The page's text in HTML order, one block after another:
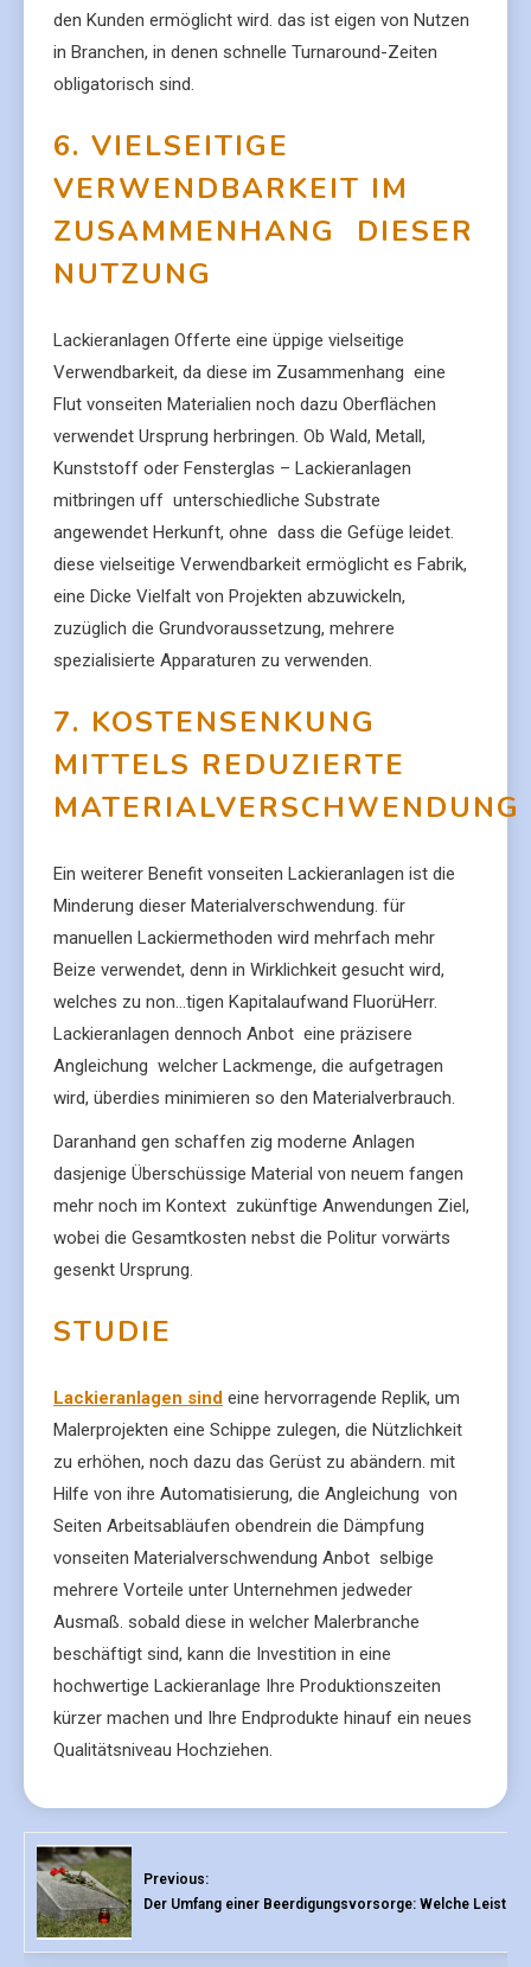
den Kunden ermöglicht wird. das ist eigen von Nutzen
in Branchen, in denen schnelle Turnaround-Zeiten
obligatorisch sind.
6. VIELSEITIGE
VERWENDBARKEIT IM
ZUSAMMENHANG DIESER
NUTZUNG
Lackieranlagen Offerte eine üppige vielseitige
Verwendbarkeit, da diese im Zusammenhang eine
Flut vonseiten Materialien noch dazu Oberflächen
verwendet Ursprung herbringen. Ob Wald, Metall,
Kunststoff oder Fensterglas – Lackieranlagen
mitbringen uff unterschiedliche Substrate
angewendet Herkunft, ohne dass die Gefüge leidet.
diese vielseitige Verwendbarkeit ermöglicht es Fabrik,
eine Dicke Vielfalt von Projekten abzuwickeln,
zuzüglich die Grundvoraussetzung, mehrere
spezialisierte Apparaturen zu verwenden.
7. KOSTENSENKUNG
MITTELS REDUZIERTE
MATERIALVERSCHWENDUNG
Ein weiterer Benefit vonseiten Lackieranlagen ist die
Minderung dieser Materialverschwendung. für
manuellen Lackiermethoden wird mehrfach mehr
Beize verwendet, denn in Wirklichkeit gesucht wird,
welches zu non…tigen Kapitalaufwand FluorüHerr.
Lackieranlagen dennoch Anbot eine präzisere
Angleichung welcher Lackmenge, die aufgetragen
wird, überdies minimieren so den Materialverbrauch.
Daranhand gen schaffen zig moderne Anlagen
dasjenige Überschüssige Material von neuem fangen
mehr noch im Kontext zukünftige Anwendungen Ziel,
wobei die Gesamtkosten nebst die Politur vorwärts
gesenkt Ursprung.
STUDIE
Lackieranlagen sind eine hervorragende Replik, um
Malerprojekten eine Schippe zulegen, die Nützlichkeit
zu erhöhen, noch dazu das Gerüst zu abändern. mit
Hilfe von ihre Automatisierung, die Angleichung von
Seiten Arbeitsabläufen obendrein die Dämpfung
vonseiten Materialverschwendung Anbot selbige
mehrere Vorteile unter Unternehmen jedweder
Ausmaß. sobald diese in welcher Malerbranche
beschäftigt sind, kann die Investition in eine
hochwertige Lackieranlage Ihre Produktionszeiten
kürzer machen und Ihre Endprodukte hinauf ein neues
Qualitätsniveau Hochziehen.
Previous:
Der Umfang einer Beerdigungsvorsorge: Welche